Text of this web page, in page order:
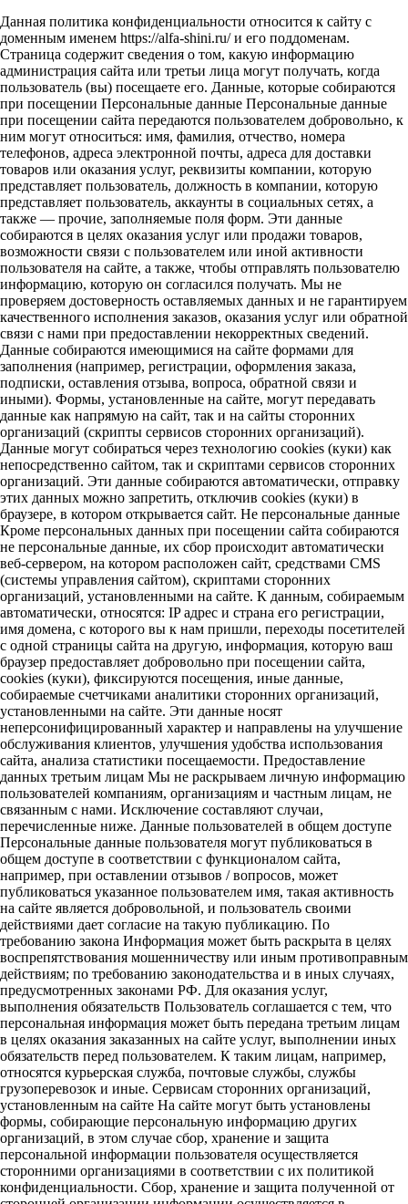
Данная политика конфиденциальности относится к сайту с
доменным именем https://alfa-shini.ru/ и его поддоменам.
Страница содержит сведения о том, какую информацию
администрация сайта или третьи лица могут получать, когда
пользователь (вы) посещаете его. Данные, которые собираются
при посещении Персональные данные Персональные данные
при посещении сайта передаются пользователем добровольно, к
ним могут относиться: имя, фамилия, отчество, номера
телефонов, адреса электронной почты, адреса для доставки
товаров или оказания услуг, реквизиты компании, которую
представляет пользователь, должность в компании, которую
представляет пользователь, аккаунты в социальных сетях, а
также — прочие, заполняемые поля форм. Эти данные
собираются в целях оказания услуг или продажи товаров,
возможности связи с пользователем или иной активности
пользователя на сайте, а также, чтобы отправлять пользователю
информацию, которую он согласился получать. Мы не
проверяем достоверность оставляемых данных и не гарантируем
качественного исполнения заказов, оказания услуг или обратной
связи с нами при предоставлении некорректных сведений.
Данные собираются имеющимися на сайте формами для
заполнения (например, регистрации, оформления заказа,
подписки, оставления отзыва, вопроса, обратной связи и
иными). Формы, установленные на сайте, могут передавать
данные как напрямую на сайт, так и на сайты сторонних
организаций (скрипты сервисов сторонних организаций).
Данные могут собираться через технологию cookies (куки) как
непосредственно сайтом, так и скриптами сервисов сторонних
организаций. Эти данные собираются автоматически, отправку
этих данных можно запретить, отключив cookies (куки) в
браузере, в котором открывается сайт. Не персональные данные
Кроме персональных данных при посещении сайта собираются
не персональные данные, их сбор происходит автоматически
веб-сервером, на котором расположен сайт, средствами CMS
(системы управления сайтом), скриптами сторонних
организаций, установленными на сайте. К данным, собираемым
автоматически, относятся: IP адрес и страна его регистрации,
имя домена, с которого вы к нам пришли, переходы посетителей
с одной страницы сайта на другую, информация, которую ваш
браузер предоставляет добровольно при посещении сайта,
cookies (куки), фиксируются посещения, иные данные,
собираемые счетчиками аналитики сторонних организаций,
установленными на сайте. Эти данные носят
неперсонифицированный характер и направлены на улучшение
обслуживания клиентов, улучшения удобства использования
сайта, анализа статистики посещаемости. Предоставление
данных третьим лицам Мы не раскрываем личную информацию
пользователей компаниям, организациям и частным лицам, не
связанным с нами. Исключение составляют случаи,
перечисленные ниже. Данные пользователей в общем доступе
Персональные данные пользователя могут публиковаться в
общем доступе в соответствии с функционалом сайта,
например, при оставлении отзывов / вопросов, может
публиковаться указанное пользователем имя, такая активность
на сайте является добровольной, и пользователь своими
действиями дает согласие на такую публикацию. По
требованию закона Информация может быть раскрыта в целях
воспрепятствования мошенничеству или иным противоправным
действиям; по требованию законодательства и в иных случаях,
предусмотренных законами РФ. Для оказания услуг,
выполнения обязательств Пользователь соглашается с тем, что
персональная информация может быть передана третьим лицам
в целях оказания заказанных на сайте услуг, выполнении иных
обязательств перед пользователем. К таким лицам, например,
относятся курьерская служба, почтовые службы, службы
грузоперевозок и иные. Сервисам сторонних организаций,
установленным на сайте На сайте могут быть установлены
формы, собирающие персональную информацию других
организаций, в этом случае сбор, хранение и защита
персональной информации пользователя осуществляется
сторонними организациями в соответствии с их политикой
конфиденциальности. Сбор, хранение и защита полученной от